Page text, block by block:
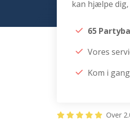
kan hjælpe
65
Vores
Kom i
Over